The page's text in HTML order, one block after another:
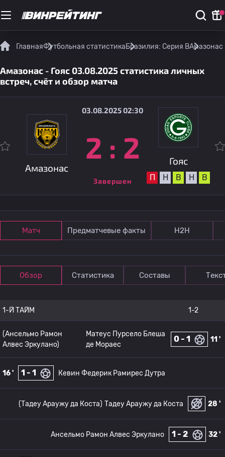
ГлавнаяФутбольная статистикаБразилия: Серия BАмазонас
Амазонас - Гояс 03.08.2025 статистика личных
встреч, счёт и обзор матча
Амазонас
03.08.2025 02:30
2 : 2
Завершен
Гояс
П Н В Н В
Матч Предматчевые факты Н2Н
Обзор Статистика Составы
1-Й ТАЙМ 1-2
11 '
0 - 1
Матеус Пурсело Блеша
де Мораес
(Ансельмо Рамон
Алвес Эркулано)
16 ' 1 - 1 Кевин Федерик Рамирес Дутра
28 '
Тадеу Араужу да Коста
(Тадеу Араужу да Коста)
32 '
1 - 2
Ансельмо Рамон Алвес Эркулано